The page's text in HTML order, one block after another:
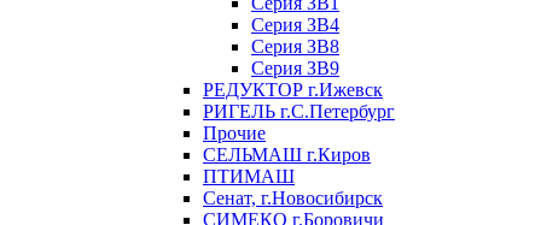
Серия ЗВ4
Серия ЗВ8
Серия ЗВ9
РЕДУКТОР г.Ижевск
РИГЕЛЬ г.С.Петербург
Прочие
СЕЛЬМАШ г.Киров
ПТИМАШ
Сенат, г.Новосибирск
СИМЕКО г.Боровичи